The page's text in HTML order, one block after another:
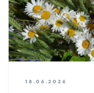
18.06.2026